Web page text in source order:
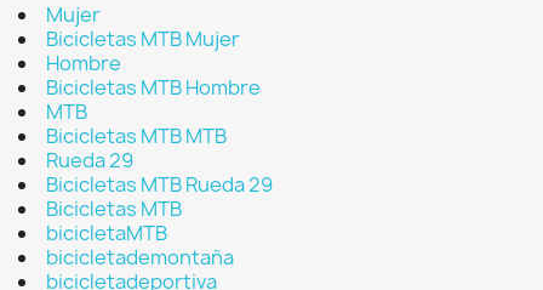
Mujer
Bicicletas MTB Mujer
Hombre
Bicicletas MTB Hombre
MTB
Bicicletas MTB MTB
Rueda 29
Bicicletas MTB Rueda 29
Bicicletas MTB
bicicletaMTB
bicicletademontaña
bicicletadeportiva